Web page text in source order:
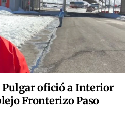
Pulgar ofició a Interior
Fronterizo Paso